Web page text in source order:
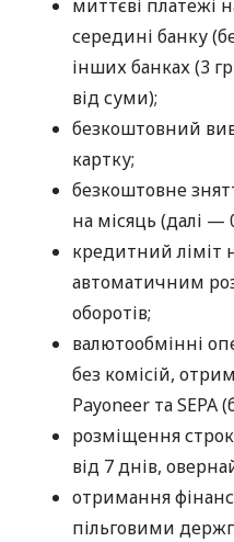
миттєві платежі
середині банку
інших банках (3
від суми);
безкоштовний
картку;
безкоштовне
на місяць (далі —
кредитний ліміт
автоматичним
оборотів;
валютообмінні
без комісій,
Payoneer та SEPA
розміщення
від 7 днів,
отримання
пільговими